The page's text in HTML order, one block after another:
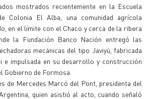
mostrados recientemente en la Escuela
Colonia El Alba, una comunidad agrícola
en el límite con el Chaco y cerca de la ribera
la Fundación Banco Nación entregó las
mecánicas del tipo Javiyú, fabricada
e impulsada en su desarrollo y construcción
Gobierno de Formosa.
de Mercedes Marcó del Pont, presidenta del
quien asistió al acto, cuando señaló